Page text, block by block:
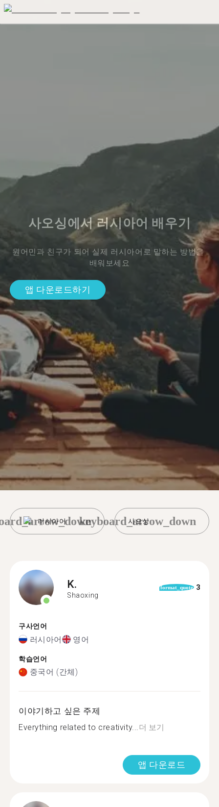
사오싱에서 러시아어 배우기
원어민과 친구가 되어 실제 러시아어로 말하는 방법을
배워보세요
앱 다운로드하기
러시아어 사오싱
keyboard_arrow_down
K.
Shaoxing
format_quote 3
구사언어
러시아어 영어
학습언어
중국어 (간체)
이야기하고 싶은 주제
Everything related to creativity...더 보기
앱 다운로드